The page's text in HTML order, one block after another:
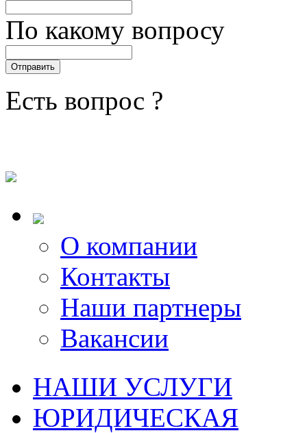
По какому вопросу
Есть вопрос ?
О компании
Контакты
Наши партнеры
Вакансии
НАШИ УСЛУГИ
ЮРИДИЧЕСКАЯ